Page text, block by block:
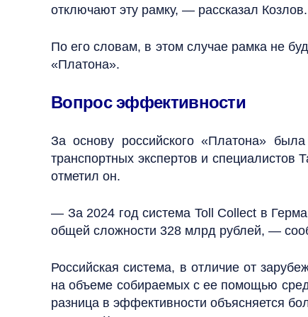
отключают эту рамку, — рассказал Козлов.
По его словам, в этом случае рамка не
«Платона».
Вопрос эффективности
За основу российского «Платона»
транспортных экспертов и специалистов
отметил он.
— За 2024 год система Toll Collect в
общей сложности 328 млрд рублей, —
Российская система, в отличие от
на объеме собираемых с ее помощью
разница в эффективности объясняется